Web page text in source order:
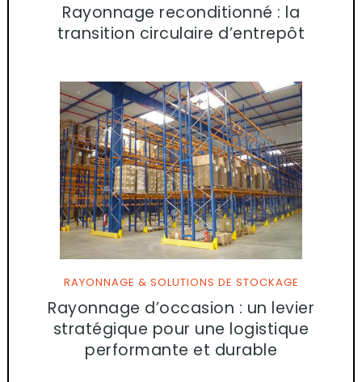
Rayonnage reconditionné : la
transition circulaire d’entrepôt
RAYONNAGE & SOLUTIONS DE STOCKAGE
Rayonnage d’occasion : un levier
stratégique pour une logistique
performante et durable